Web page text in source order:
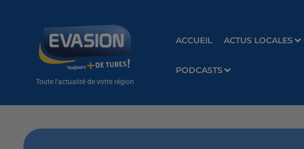
Toute l'actualité de votre région
ACCUEIL ACTUS LOCALES
PODCASTS